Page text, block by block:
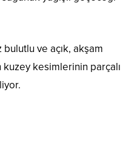
ve açık, akşam
kesimlerinin parçalı